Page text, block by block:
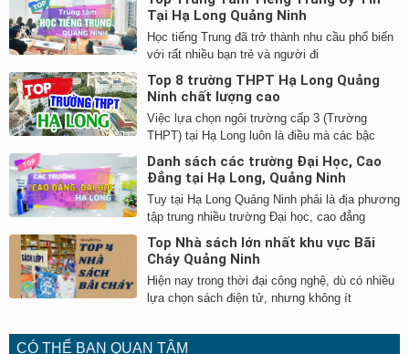
Tại Hạ Long Quảng Ninh
Học tiếng Trung đã trở thành nhu cầu phổ biến
với rất nhiều bạn trẻ và người đi
Top 8 trường THPT Hạ Long Quảng
Ninh chất lượng cao
Việc lựa chọn ngôi trường cấp 3 (Trường
THPT) tại Hạ Long luôn là điều mà các bậc
Danh sách các trường Đại Học, Cao
Đẳng tại Hạ Long, Quảng Ninh
Tuy tại Hạ Long Quảng Ninh phải là địa phương
tập trung nhiều trường Đại học, cao đẳng
Top Nhà sách lớn nhất khu vực Bãi
Cháy Quảng Ninh
Hiện nay trong thời đại công nghệ, dù có nhiều
lựa chọn sách điện tử, nhưng không ít
CÓ THỂ BẠN QUAN TÂM